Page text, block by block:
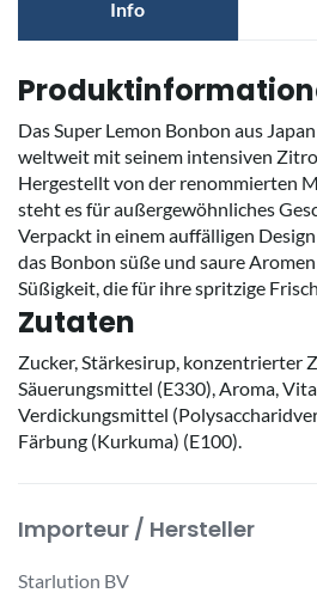
Info
Das Super Lemon Bonbon aus
weltweit mit seinem intensiven
Hergestellt von der renommierten
steht es für außergewöhnliches
Verpackt in einem auffälligen
das Bonbon süße und saure
Süßigkeit, die für ihre spritzige
Zutaten
Zucker, Stärkesirup, konzentrierter
Säuerungsmittel (E330), Aroma,
Verdickungsmittel
Färbung (Kurkuma) (E100).
Importeur / Hersteller
Starlution BV